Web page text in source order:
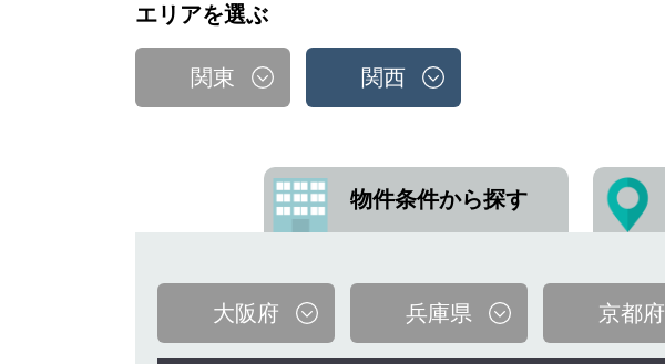
エリアを選ぶ
関東 関西
物件条件から探す
大阪府 兵庫県 京都府